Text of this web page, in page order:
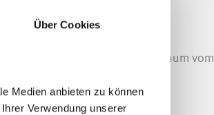
Über Cookies
Medien anbieten zu können
Verwendung unserer
eines Adlers erleben und den Traum vom